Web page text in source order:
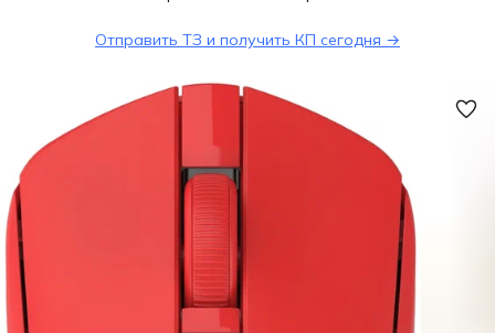
Отправить ТЗ и получить КП сегодня →